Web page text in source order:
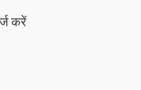
करें